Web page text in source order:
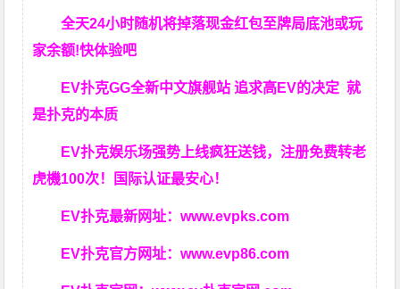
全天24小时随机将掉落现金红包至牌局底池或玩
家余额!快体验吧
EV扑克GG全新中文旗舰站 追求高EV的决定就
是扑克的本质
EV扑克娱乐场强势上线疯狂送钱，注册免费转老
虎機100次！国际认证最安心！
EV扑克最新网址：www.evpks.com
EV扑克官方网址：www.evp86.com